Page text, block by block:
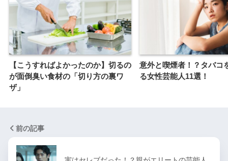
【こうすればよかったのか】切るの
が面倒臭い食材の「切り方の裏ワ
ザ」
意外と喫煙者！？タバコ
る女性芸能人11選！
前の記事